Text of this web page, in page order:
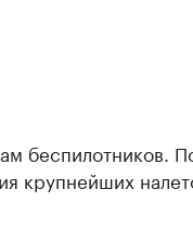
беспилотников.
крупнейших